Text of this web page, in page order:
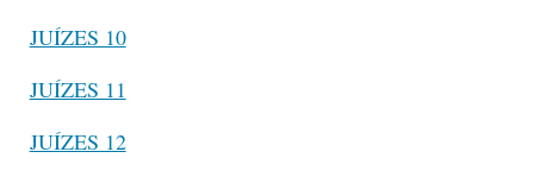
JUÍZES 10
JUÍZES 11
JUÍZES 12